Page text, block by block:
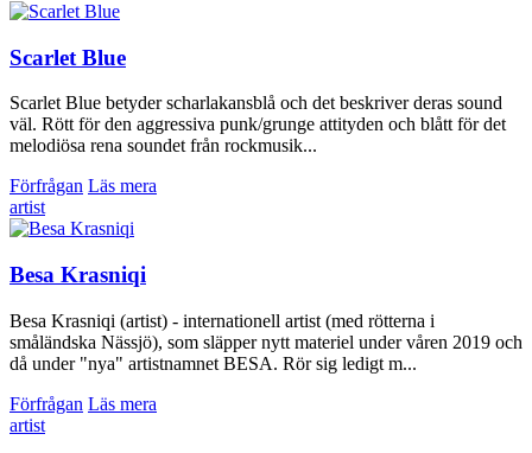
Scarlet Blue
Scarlet Blue betyder scharlakansblå och det beskriver deras sound
väl. Rött för den aggressiva punk/grunge attityden och blått för det
melodiösa rena soundet från rockmusik...
Förfrågan Läs mera
artist
Besa Krasniqi
Besa Krasniqi (artist) - internationell artist (med rötterna i
småländska Nässjö), som släpper nytt materiel under våren 2019 och
då under "nya" artistnamnet BESA. Rör sig ledigt m...
Förfrågan Läs mera
artist